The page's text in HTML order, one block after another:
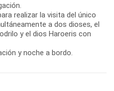
realizar la visita del único
a dos dioses, el
y el dios Haroeris con
y noche a bordo.